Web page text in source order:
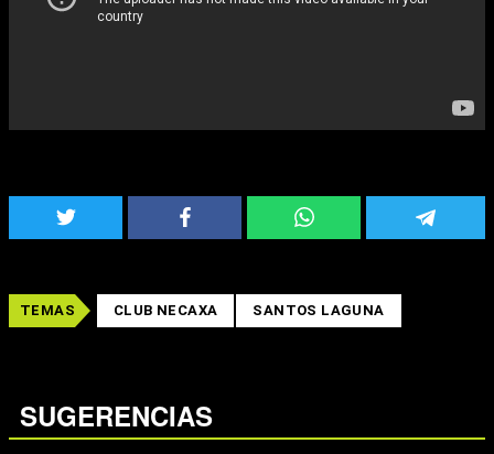
TEMAS CLUB NECAXA SANTOS LAGUNA
SUGERENCIAS